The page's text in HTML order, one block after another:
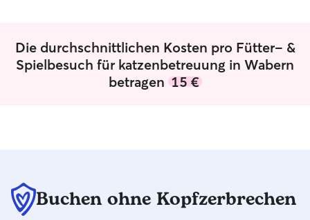
trainiere und im Verein Fußball spiele,
sind ausgiebige, sportliche Spaziergänge
und viel Bewegung für deinen Hund bei
mir garantiert! Unter der Woche passe
machen mir auch lange, powergeladene
Runden an der frischen Luft richtig Spaß
ideal für Hunde mit viel Energie! Ich
Die durchschnittlichen Kosten pro Fütter- &
Spielbesuch für katzenbetreuung in Wabern
betragen 15 €
Buchen ohne Kopfzerbrechen